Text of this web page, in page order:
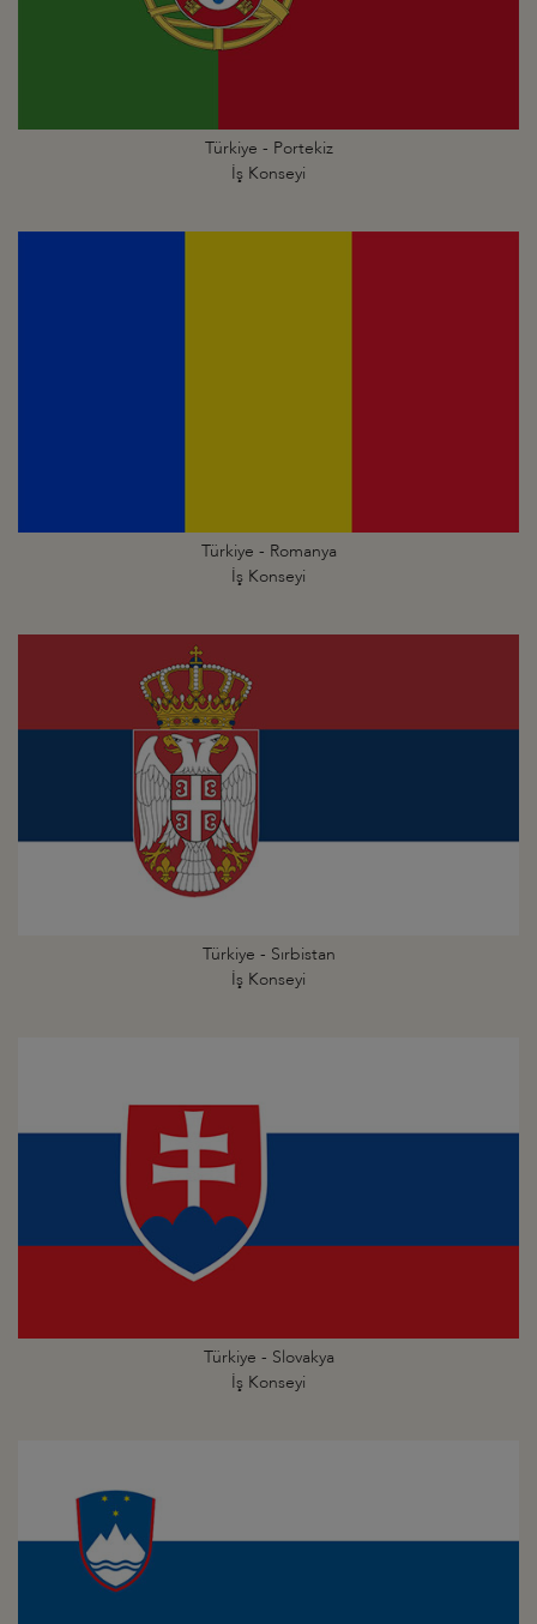
Türkiye - Portekiz
İş Konseyi
Türkiye - Romanya
İş Konseyi
Türkiye - Sırbistan
İş Konseyi
Türkiye - Slovakya
İş Konseyi